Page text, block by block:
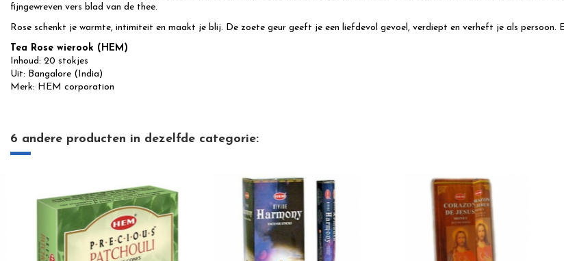
fijngewreven vers blad van de thee.
Rose schenkt je warmte, intimiteit en maakt je blij. De zoete geur geeft je een liefdevol gevoel, verdiept en verheft je als persoon.
Tea Rose wierook (HEM)
Inhoud: 20 stokjes
Uit: Bangalore (India)
Merk: HEM corporation
6 andere producten in dezelfde categorie: